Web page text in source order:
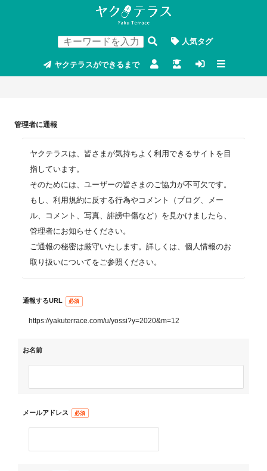
人気タグ
ヤクテラスができるまで
管理者に通報
ヤクテラスは、皆さまが気持ちよく利用できるサイトを目
指しています。
そのためには、ユーザーの皆さまのご協力が不可欠です。
もし、利用規約に反する行為やコメント（ブログ、メー
ル、コメント、写真、誹謗中傷など）を見かけましたら、
管理者にお知らせください。
ご通報の秘密は厳守いたします。詳しくは、個人情報のお
取り扱いについてをご参照ください。
通報するURL
https://yakuterrace.com/u/yossi?y=2020&m=12
お名前
メールアドレス